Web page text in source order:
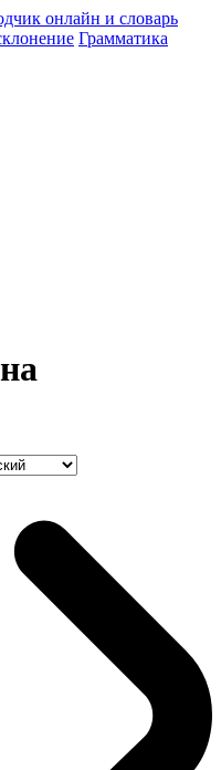
Грамматика